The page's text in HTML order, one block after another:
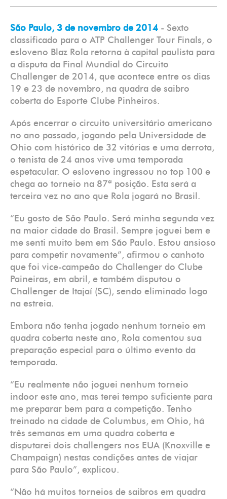
São Paulo, 3 de novembro de 2014 - Sexto
classificado para o ATP Challenger Tour Finals, o
esloveno Blaz Rola retorna à capital paulista para
a disputa da Final Mundial do Circuito
Challenger de 2014, que acontece entre os dias
19 e 23 de novembro, na quadra de saibro
coberta do Esporte Clube Pinheiros.
Após encerrar o circuito universitário americano
no ano passado, jogando pela Universidade de
Ohio com histórico de 32 vitórias e uma derrota,
o tenista de 24 anos vive uma temporada
espetacular. O esloveno ingressou no top 100 e
chega ao torneio na 87ª posição. Esta será a
terceira vez no ano que Rola jogará no Brasil.
“Eu gosto de São Paulo. Será minha segunda vez
na maior cidade do Brasil. Sempre joguei bem e
me senti muito bem em São Paulo. Estou ansioso
para competir novamente”, afirmou o canhoto
que foi vice-campeão do Challenger do Clube
Paineiras, em abril, e também disputou o
Challenger de Itajaí (SC), sendo eliminado logo
na estreia.
Embora não tenha jogado nenhum torneio em
quadra coberta neste ano, Rola comentou sua
preparação especial para o último evento da
temporada.
“Eu realmente não joguei nenhum torneio
indoor este ano, mas terei tempo suficiente para
me preparar bem para a competição. Tenho
treinado na cidade de Columbus, em Ohio, há
três semanas em uma quadra coberta e
disputarei dois challengers nos EUA (Knoxville e
Champaign) nestas condições antes de viajar
para São Paulo”, explicou.
“Não há muitos torneios de saibros em quadra